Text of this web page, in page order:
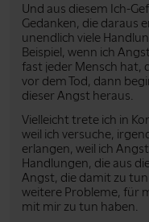
Und aus diesem Ich-
Gedanken, die daraus
unendlich viele
Beispiel, wenn ich
fast jeder Mensch hat,
vor dem Tod, dann
dieser Angst heraus.
Vielleicht trete ich in
weil ich versuche,
erlangen, weil ich
Handlungen, die aus
Angst, die damit zu
weitere Probleme, für
mit mir zu tun haben.